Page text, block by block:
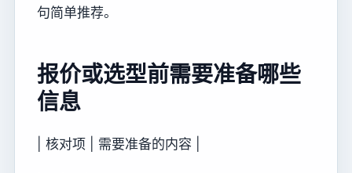
句简单推荐。
报价或选型前需要准备哪些
信息
| 核对项 | 需要准备的内容 |